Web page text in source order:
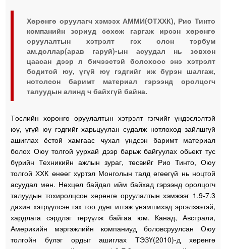
Хөрөнгө оруулагч хэмээх АММИ(ОТХХК), Рио Тинто
компанийн зориуд сөхөж гаргаж ирсэн хөрөнгө
оруулалтын хэтрэлт гэх олон тэрбум
ам.доллар(арав гаруй)-ын асуудал нь зөвхөн
цаасан дээр л бичээстэй болохоос энэ хэтрэлт
бодитой юу, үгүй юү гэдгийг иж бүрэн шалгаж,
нотолсон баримт материал гэрээнд оролцогч
талуудын алинд ч байхгүй байна.
Төслийн хөрөнгө оруулалтын хэтрэлт гэгчийг үндэслэлтэй
юү, үгүй юү гэдгийг харьцуулан судалж нотлоход зайлшгүй
ашиглах ёстой хамгаас чухал үндсэн баримт материал
болох Оюу толгой уурхай дээр барьж байгуулах обьект тус
бүрийн Техникийн ажлын зураг, төсвийг Рио Тинто, Оюу
толгой ХХК өнөөг хүртэл Монголын талд өгөөгүй нь ноцтой
асуудал мөн. Нөхцөл байдал ийм байхад гэрээнд оролцогч
талуудын тохиролцсон хөрөнгө оруулалтын хэмжээг 1.9-7.3
дахин хэтрүүлсэн гэх тоо дүнг итгэж үнэмшихэд эргэлзээтэй,
хардлага сэрдлэг төрүүлж байгаа юм. Канад, Австрали,
Америкийн мэргэжлийн компаниуд боловсруулсан Оюу
толгойн бүлэг ордыг ашиглах ТЭЗҮ(2010)-д хөрөнгө